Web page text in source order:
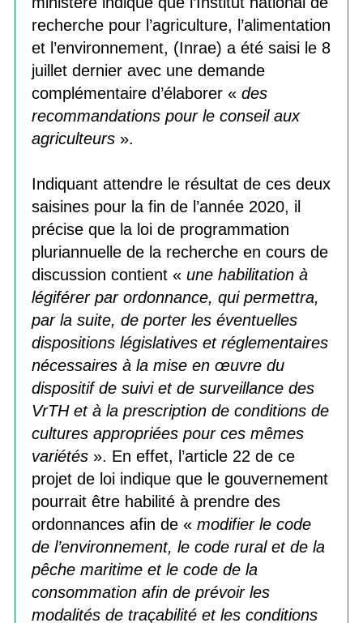
recherche pour l’agriculture, l’alimentation
et l’environnement, (Inrae) a été saisi le 8
juillet dernier avec une demande
complémentaire d’élaborer « des
recommandations pour le conseil aux
agriculteurs».
Indiquant attendre le résultat de ces deux
saisines pour la fin de l’année 2020, il
précise que la loi de programmation
pluriannuelle de la recherche en cours de
discussion contient « une habilitation à
légiférer par ordonnance, qui permettra,
par la suite, de porter les éventuelles
dispositions législatives et réglementaires
nécessaires à la mise en œuvre du
dispositif de suivi et de surveillance des
VrTH et à la prescription de conditions de
cultures appropriées pour ces mêmes
variétés». En effet, l’article 22 de ce
projet de loi indique que le gouvernement
pourrait être habilité à prendre des
ordonnances afin de « modifier le code
de l’environnement, le code rural et de la
pêche maritime et le code de la
consommation afin de prévoir les
modalités de traçabilité et les conditions